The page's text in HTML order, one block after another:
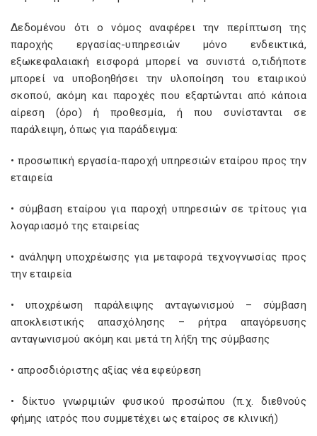
Δεδομένου ότι ο νόμος αναφέρει την περίπτωση της
παροχής εργασίας-υπηρεσιών μόνο ενδεικτικά,
εξωκεφαλαιακή εισφορά μπορεί να συνιστά ο,τιδήποτε
μπορεί να υποβοηθήσει την υλοποίηση του εταιρικού
σκοπού, ακόμη και παροχές που εξαρτώνται από κάποια
αίρεση (όρο) ή προθεσμία, ή που συνίστανται σε
παράλειψη, όπως για παράδειγμα:
• προσωπική εργασία-παροχή υπηρεσιών εταίρου προς την
εταιρεία
• σύμβαση εταίρου για παροχή υπηρεσιών σε τρίτους για
λογαριασμό της εταιρείας
• ανάληψη υποχρέωσης για μεταφορά τεχνογνωσίας προς
την εταιρεία
• υποχρέωση παράλειψης ανταγωνισμού – σύμβαση
αποκλειστικής απασχόλησης – ρήτρα απαγόρευσης
ανταγωνισμού ακόμη και μετά τη λήξη της σύμβασης
• απροσδιόριστης αξίας νέα εφεύρεση
• δίκτυο γνωριμιών φυσικού προσώπου (π.χ. διεθνούς
φήμης ιατρός που συμμετέχει ως εταίρος σε κλινική)